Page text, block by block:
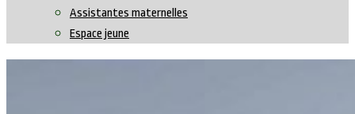
Assistantes maternelles
Espace jeune